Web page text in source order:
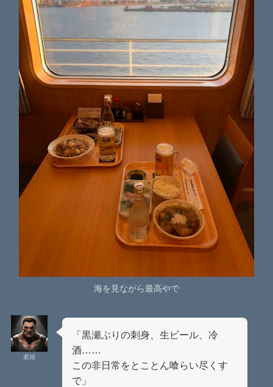
海を見ながら最高やで
若頭
「黒瀬ぶりの刺身、生ビール、冷
酒……
この非日常をとことん喰らい尽くす
で」